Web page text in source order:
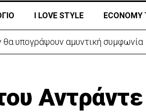
I LOVE STYLE ECONOMY
θα υπογράψουν αμυντική συμφωνία
Αντράντε